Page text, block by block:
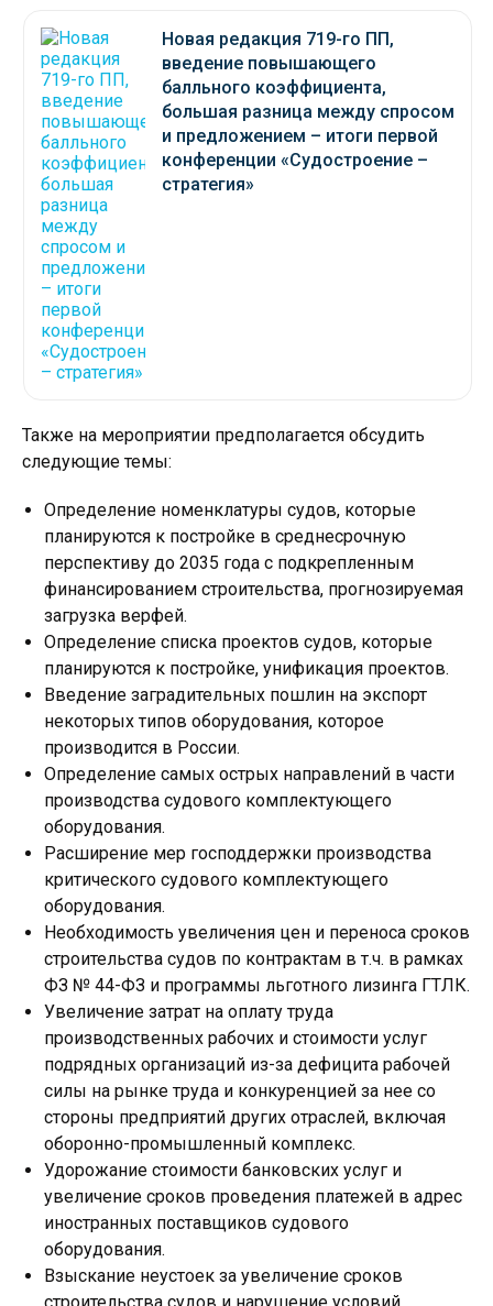
Новая редакция 719-го ПП,
введение повышающего
балльного коэффициента,
большая разница между спросом
и предложением – итоги первой
конференции «Судостроение –
cтратегия»
Также на мероприятии предполагается обсудить
следующие темы:
Определение номенклатуры судов, которые
планируются к постройке в среднесрочную
перспективу до 2035 года с подкрепленным
финансированием строительства, прогнозируемая
загрузка верфей.
Определение списка проектов судов, которые
планируются к постройке, унификация проектов.
Введение заградительных пошлин на экспорт
некоторых типов оборудования, которое
производится в России.
Определение самых острых направлений в части
производства судового комплектующего
оборудования.
Расширение мер господдержки производства
критического судового комплектующего
оборудования.
Необходимость увеличения цен и переноса сроков
строительства судов по контрактам в т.ч. в рамках
ФЗ № 44-ФЗ и программы льготного лизинга ГТЛК.
Увеличение затрат на оплату труда
производственных рабочих и стоимости услуг
подрядных организаций из-за дефицита рабочей
силы на рынке труда и конкуренцией за нее со
стороны предприятий других отраслей, включая
оборонно-промышленный комплекс.
Удорожание стоимости банковских услуг и
увеличение сроков проведения платежей в адрес
иностранных поставщиков судового
оборудования.
Взыскание неустоек за увеличение сроков